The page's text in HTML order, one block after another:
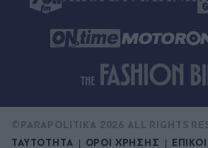
ΤΑΥΤΟΤΗΤΑ ΟΡΟΙ ΧΡΗΣΗΣ
©PARAPOLITIKA 2026 ALL RIGHTS